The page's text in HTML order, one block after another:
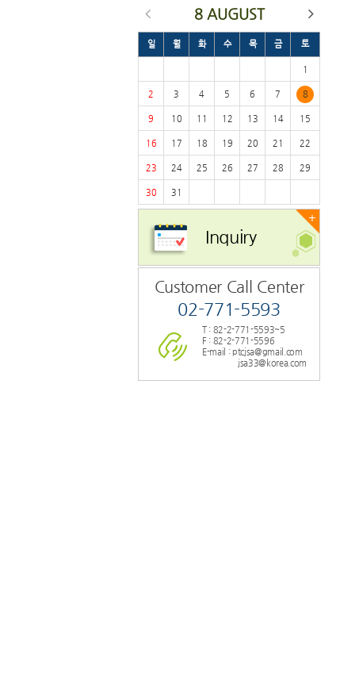
8 AUGUST
일 월 화 수 목 금 토
1
2 3 4 5 6 7 8
9 10 11 12 13 14 15
16 17 18 19 20 21 22
23 24 25 26 27 28 29
30 31
+
Inquiry
Customer Call Center
02-771-5593
T : 82-2-771-5593~5
F : 82-2-771-5596
E-mail : ptcjsa@gmail.com
jsa33@korea.com